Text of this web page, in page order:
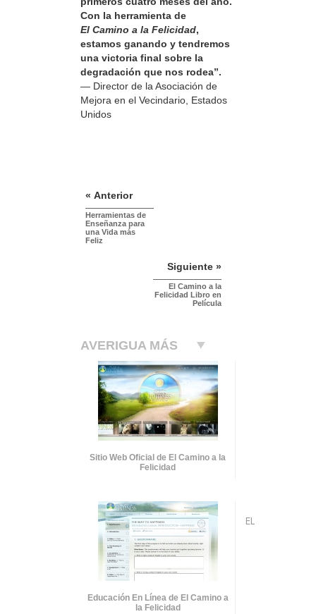
Con la herramienta de
El Camino a la Felicidad,
estamos ganando y tendremos
una victoria final sobre la
degradación que nos rodea”.
— Director de la Asociación de
Mejora en el Vecindario, Estados
Unidos
« Anterior
Herramientas de
Enseñanza para
una Vida más
Feliz
Siguiente »
El Camino a la
Felicidad Libro en
Película
AVERIGUA MÁS
Sitio Web Oficial de El Camino a la
Felicidad
Educación En Línea de El Camino a
la Felicidad
EL